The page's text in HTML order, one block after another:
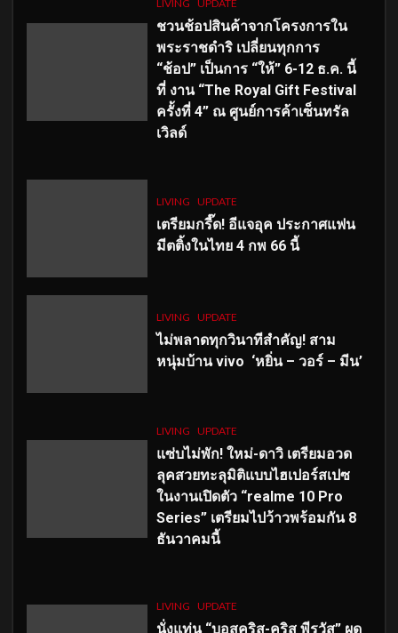
LIVING UPDATE
ชวนช้อปสินค้าจากโครงการใน
พระราชดำริ เปลี่ยนทุกการ
“ช้อป” เป็นการ “ให้” 6-12 ธ.ค. นี้
ที่ งาน “The Royal Gift Festival
ครั้งที่ 4” ณ ศูนย์การค้าเซ็นทรัล
เวิลด์
LIVING UPDATE
เตรียมกรี๊ด! อีแจอุค ประกาศแฟน
มีตติ้งในไทย 4 กพ 66 นี้
LIVING UPDATE
ไม่พลาดทุกวินาทีสำคัญ! สาม
หนุ่มบ้าน vivo ‘หยิ่น – วอร์ – มีน’
LIVING UPDATE
แซ่บไม่พัก! ใหม่-ดาวิ เตรียมอวด
ลุคสวยทะลุมิติแบบไฮเปอร์สเปซ
ในงานเปิดตัว “realme 10 Pro
Series” เตรียมไปว้าวพร้อมกัน 8
ธันวาคมนี้
LIVING UPDATE
นั่งแท่น “บอสคริส-คริส พีรวัส” ผุด